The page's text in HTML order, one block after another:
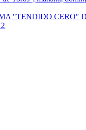
"TENDIDO CERO"